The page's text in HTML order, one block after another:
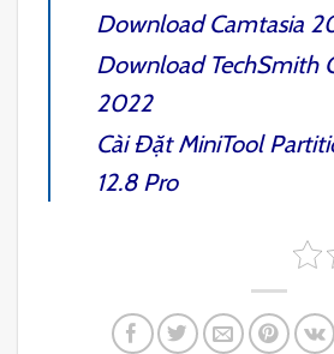
DownloadCamtasia
Download TechSmith
2022
Cài ĐặtMiniTool
12.8 Pro